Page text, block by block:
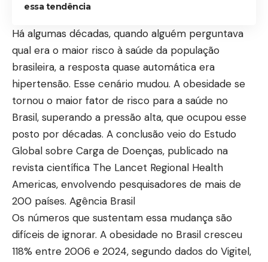
essa tendência
Há algumas décadas, quando alguém perguntava
qual era o maior risco à saúde da população
brasileira, a resposta quase automática era
hipertensão. Esse cenário mudou. A obesidade se
tornou o maior fator de risco para a saúde no
Brasil, superando a pressão alta, que ocupou esse
posto por décadas. A conclusão veio do Estudo
Global sobre Carga de Doenças, publicado na
revista científica The Lancet Regional Health
Americas, envolvendo pesquisadores de mais de
200 países. Agência Brasil
Os números que sustentam essa mudança são
difíceis de ignorar. A obesidade no Brasil cresceu
118% entre 2006 e 2024, segundo dados do Vigitel,